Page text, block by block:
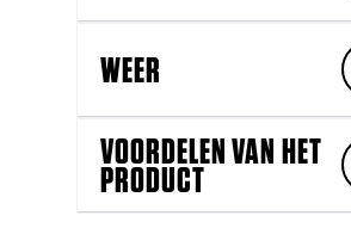
WEER
VOORDELEN VAN HET
PRODUCT